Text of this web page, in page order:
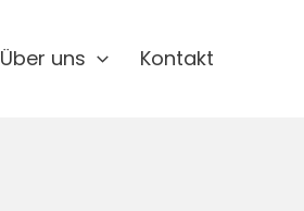
Über uns Kontakt